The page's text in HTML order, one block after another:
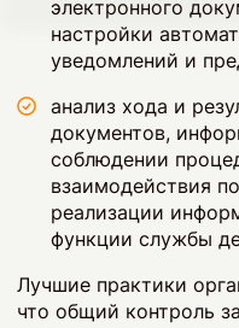
электронного
настройки
уведомлений и
анализ хода и
документов,
соблюдении
взаимодействия
реализации
функции службы
Лучшие практики
что общий контроль